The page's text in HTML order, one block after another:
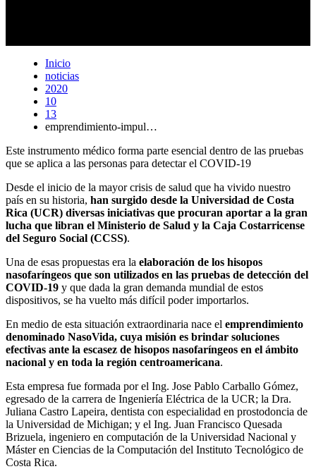
Inicio
noticias
2020
10
13
emprendimiento-impul…
Este instrumento médico forma parte esencial dentro de las pruebas
que se aplica a las personas para detectar el COVID-19
Desde el inicio de la mayor crisis de salud que ha vivido nuestro
país en su historia, han surgido desde la Universidad de Costa
Rica (UCR) diversas iniciativas que procuran aportar a la gran
lucha que libran el Ministerio de Salud y la Caja Costarricense
del Seguro Social (CCSS).
Una de esas propuestas era la elaboración de los hisopos
nasofaríngeos que son utilizados en las pruebas de detección del
COVID-19 y que dada la gran demanda mundial de estos
dispositivos, se ha vuelto más difícil poder importarlos.
En medio de esta situación extraordinaria nace el emprendimiento
denominado NasoVida, cuya misión es brindar soluciones
efectivas ante la escasez de hisopos nasofaríngeos en el ámbito
nacional y en toda la región centroamericana.
Esta empresa fue formada por el Ing. Jose Pablo Carballo Gómez,
egresado de la carrera de Ingeniería Eléctrica de la UCR; la Dra.
Juliana Castro Lapeira, dentista con especialidad en prostodoncia de
la Universidad de Michigan; y el Ing. Juan Francisco Quesada
Brizuela, ingeniero en computación de la Universidad Nacional y
Máster en Ciencias de la Computación del Instituto Tecnológico de
Costa Rica.